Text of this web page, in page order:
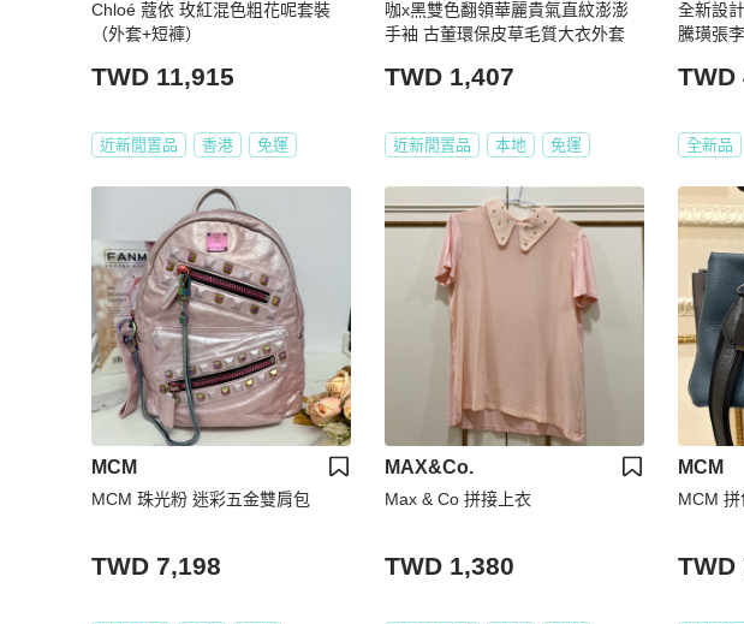
Chloé 蔻依 玫紅混色粗花呢套裝
（外套+短褲）
TWD 11,915
近新閒置品 香港 免運
咖x黑雙色翻領華麗貴氣直紋澎澎
手袖 古董環保皮草毛質大衣外套
TWD 1,407
近新閒置品 本地 免運
全新設
騰璜張
TWD
全新品
MCM
MCM 珠光粉 迷彩五金雙肩包
TWD 7,198
MAX&Co.
Max & Co 拼接上衣
TWD 1,380
MCM
MCM 拼
TWD